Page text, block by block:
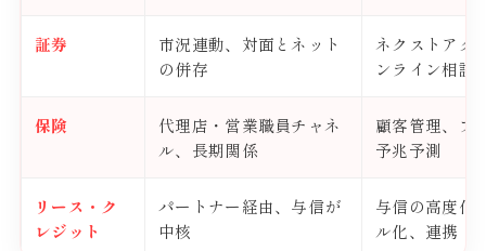
証券
市況連動、対面とネット
の併存
ネクストアク
ンライン相談
保険
代理店・営業職員チャネ
ル、長期関係
顧客管理、フ
予兆予測
リース・ク
レジット
パートナー経由、与信が
中核
与信の高度化
ル化、連携